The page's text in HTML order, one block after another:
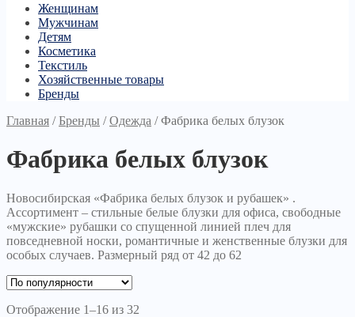
Женщинам
Мужчинам
Детям
Косметика
Текстиль
Хозяйственные товары
Бренды
Главная /Бренды /Одежда /Фабрика белых блузок
Фабрика белых блузок
Новосибирская «Фабрика белых блузок и рубашек» .
Ассортимент – стильные белые блузки для офиса, свободные
«мужские» рубашки со спущенной линией плеч для
повседневной носки, романтичные и женственные блузки для
особых случаев. Размерный ряд от 42 до 62
Отображение 1–16 из 32